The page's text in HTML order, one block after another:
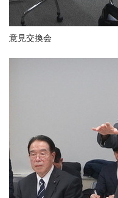
意見交換会